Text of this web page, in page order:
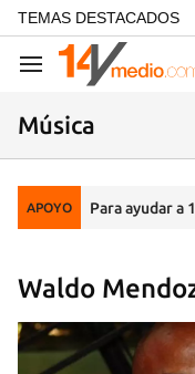
common.go-to-content
TEMAS DESTACADOS
Navegación
Música
APOYO Para ayudar a
Waldo